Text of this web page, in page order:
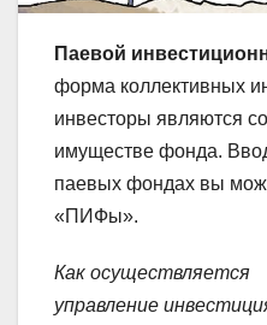
Паевой
форма коллективных
инвесторы являются
имуществе фонда.
паевых фондах вы
«ПИФы».
Как осуществляется
управление